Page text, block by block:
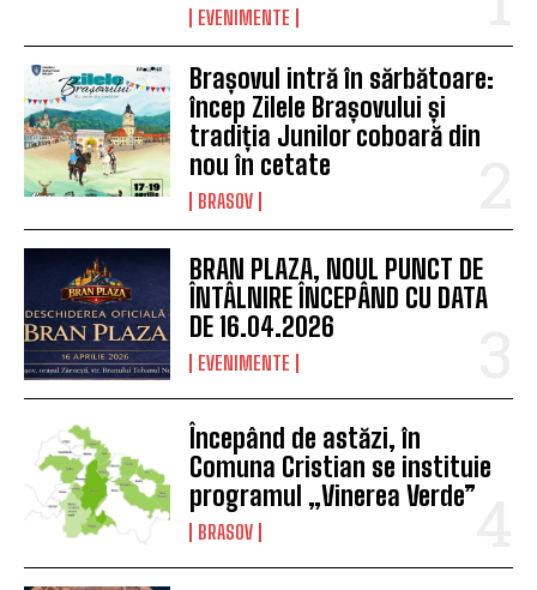
EVENIMENTE
Brașovul intră în sărbătoare:
încep Zilele Brașovului și
tradiția Junilor coboară din
nou în cetate
BRASOV
BRAN PLAZA, NOUL PUNCT DE
ÎNTÂLNIRE ÎNCEPÂND CU DATA
DE 16.04.2026
EVENIMENTE
Începând de astăzi, în
Comuna Cristian se instituie
programul „Vinerea Verde”
BRASOV